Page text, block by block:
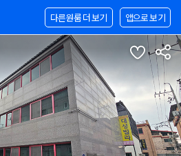
앱으로 보기
다른원룸 더 보기